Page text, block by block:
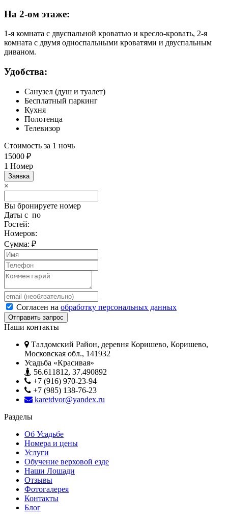
На 2-ом этаже:
1-я комната с двуспальной кроватью и кресло-кровать, 2-я
комната с двумя односпальными кроватями и двуспальным
диваном.
Удобства:
Cанузел (душ и туалет)
Бесплатный паркинг
Кухня
Полотенца
Телевизор
Стоимость за 1 ночь
15000 ₽
1 Номер
Заявка
×
Вы бронируете номер
Даты с по
Гостей:
Номеров:
Сумма: ₽
Согласен на обработку персональных данных
Наши контакты
Талдомский Район, деревня Коришево, Коришево,
Московская обл., 141932
Усадьба «Красивая»
56.611812, 37.490892
+7 (916) 970-23-94
+7 (985) 138-76-23
karetdvor@yandex.ru
Разделы
Об Усадьбе
Номера и цены
Услуги
Обучение верховой езде
Наши Лошади
Отзывы
Фотогалерея
Контакты
Блог